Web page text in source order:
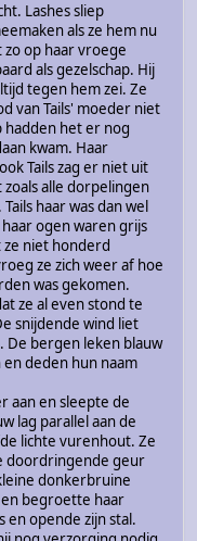
Lashes sliep
als ze hem nu
op haar vroege
als gezelschap. Hij
tegen hem zei. Ze
van Tails' moeder niet
het er nog
kwam. Haar
Tails zag er niet uit
zoals alle dorpelingen
haar was dan wel
ogen waren grijs
ze niet honderd
ze zich weer af hoe
was gekomen.
ze al even stond te
snijdende wind liet
De bergen leken blauw
deden hun naam
aan en sleepte de
lag parallel aan de
lichte vurenhout. Ze
doordringende geur
donkerbruine
begroette haar
en opende zijn stal.